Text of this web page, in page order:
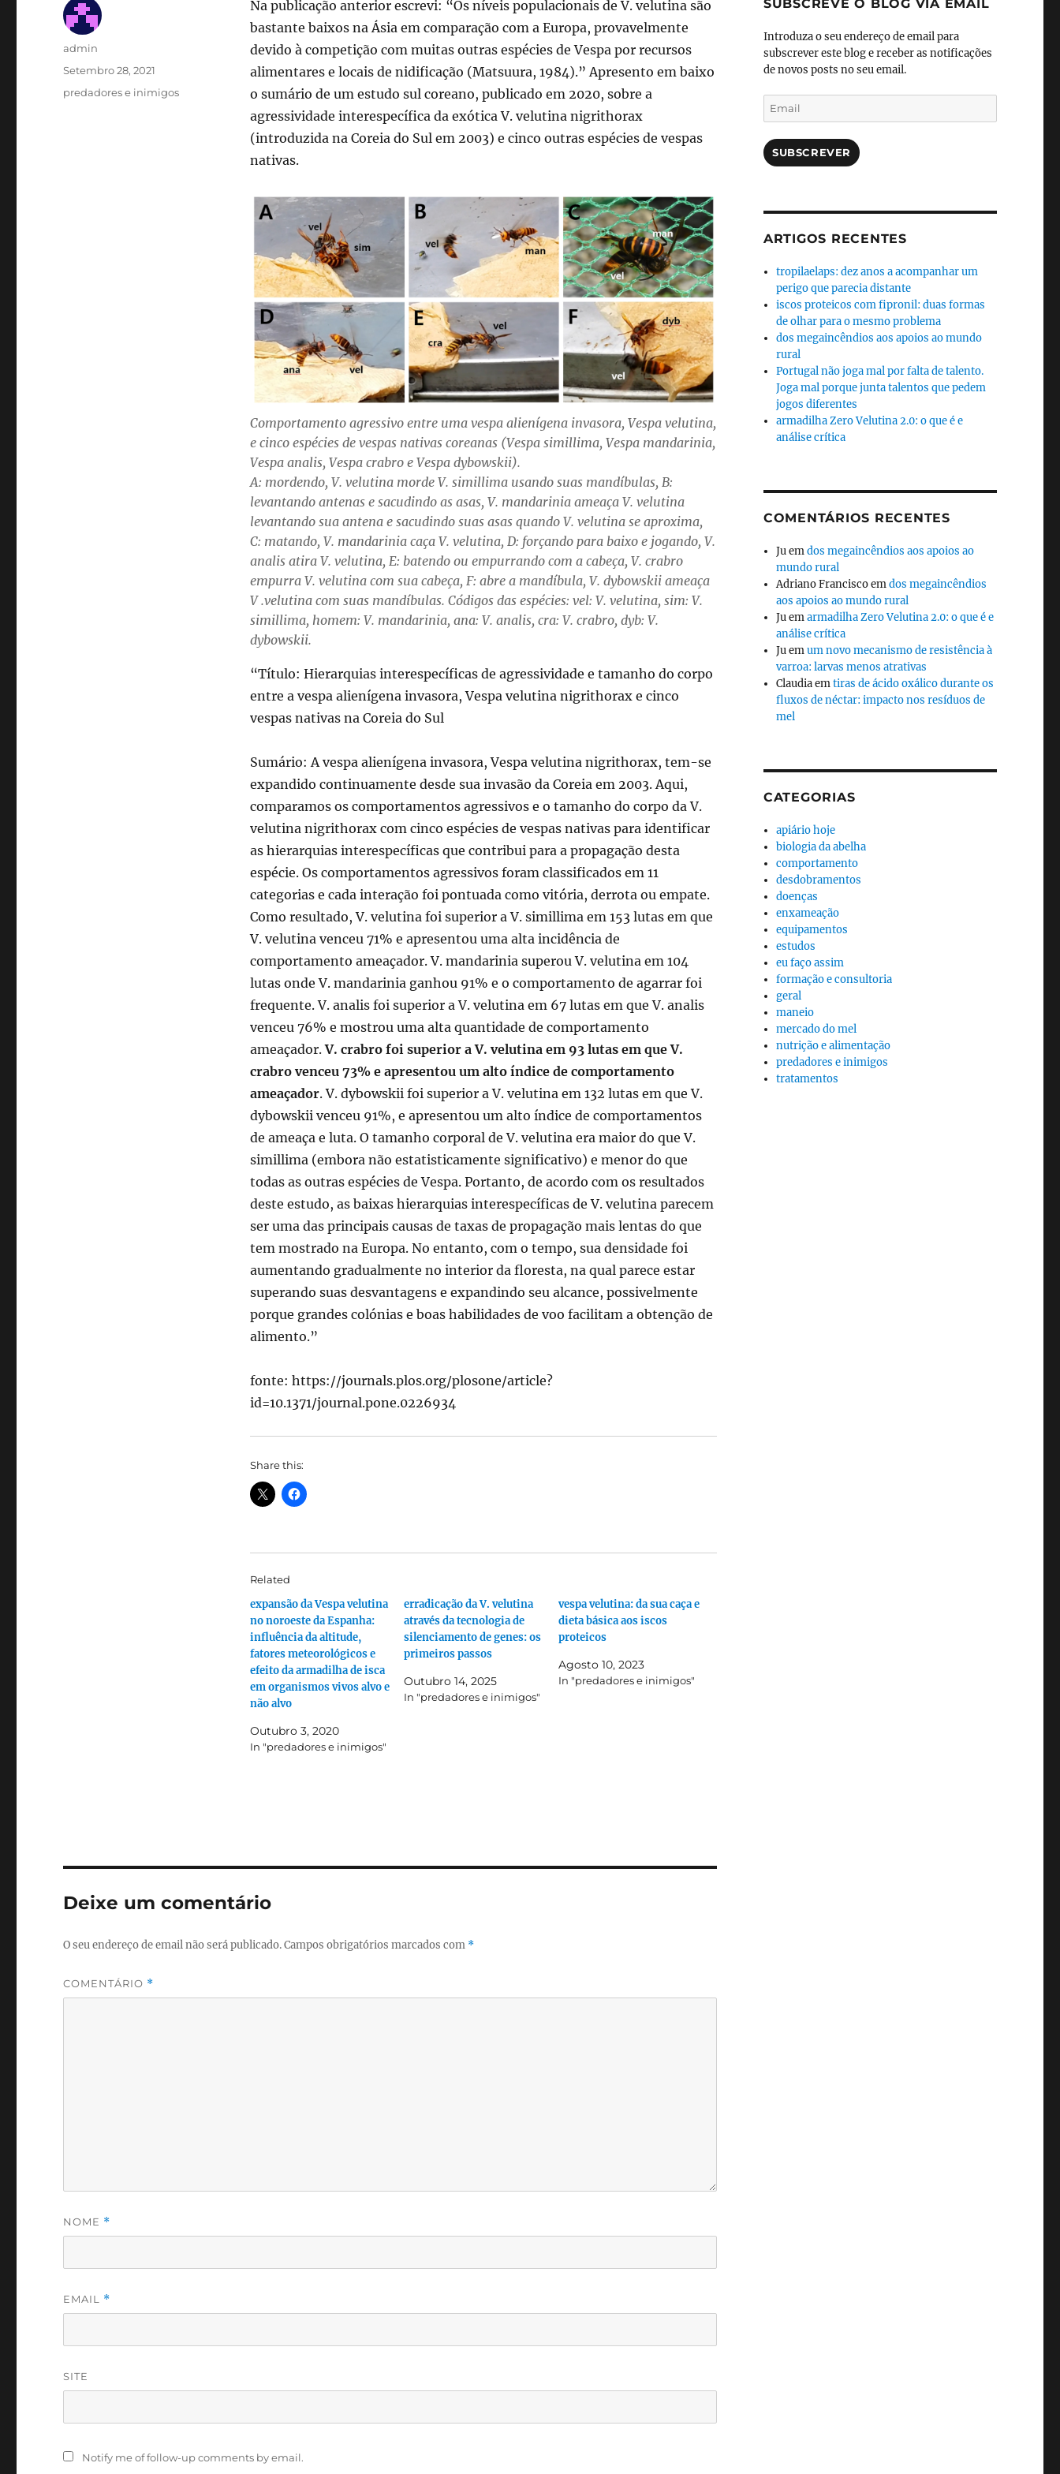
Na publicação anterior escrevi: “Os níveis populacionais de V. velutina são
bastante baixos na Ásia em comparação com a Europa, provavelmente
devido à competição com muitas outras espécies de Vespa por recursos
alimentares e locais de nidificação (Matsuura, 1984).” Apresento em baixo
o sumário de um estudo sul coreano, publicado em 2020, sobre a
agressividade interespecífica da exótica V. velutina nigrithorax
(introduzida na Coreia do Sul em 2003) e cinco outras espécies de vespas
nativas.
Comportamento agressivo entre uma vespa alienígena invasora, Vespa velutina,
e cinco espécies de vespas nativas coreanas (Vespa simillima, Vespa mandarinia,
Vespa analis, Vespa crabro e Vespa dybowskii).
A: mordendo, V. velutina morde V. simillima usando suas mandíbulas, B:
levantando antenas e sacudindo as asas, V. mandarinia ameaça V. velutina
levantando sua antena e sacudindo suas asas quando V. velutina se aproxima,
C: matando, V. mandarinia caça V. velutina, D: forçando para baixo e jogando, V.
analis atira V. velutina, E: batendo ou empurrando com a cabeça, V. crabro
empurra V. velutina com sua cabeça, F: abre a mandíbula, V. dybowskii ameaça
V .velutina com suas mandíbulas. Códigos das espécies: vel: V. velutina, sim: V.
simillima, homem: V. mandarinia, ana: V. analis, cra: V. crabro, dyb: V.
dybowskii.
“Título: Hierarquias interespecíficas de agressividade e tamanho do corpo
entre a vespa alienígena invasora, Vespa velutina nigrithorax e cinco
vespas nativas na Coreia do Sul
Sumário: A vespa alienígena invasora, Vespa velutina nigrithorax, tem-se
expandido continuamente desde sua invasão da Coreia em 2003. Aqui,
comparamos os comportamentos agressivos e o tamanho do corpo da V.
velutina nigrithorax com cinco espécies de vespas nativas para identificar
as hierarquias interespecíficas que contribui para a propagação desta
espécie. Os comportamentos agressivos foram classificados em 11
categorias e cada interação foi pontuada como vitória, derrota ou empate.
Como resultado, V. velutina foi superior a V. simillima em 153 lutas em que
V. velutina venceu 71% e apresentou uma alta incidência de
comportamento ameaçador. V. mandarinia superou V. velutina em 104
lutas onde V. mandarinia ganhou 91% e o comportamento de agarrar foi
frequente. V. analis foi superior a V. velutina em 67 lutas em que V. analis
venceu 76% e mostrou uma alta quantidade de comportamento
ameaçador.V. crabro foi superior a V. velutina em 93 lutas em que V.
crabro venceu 73% e apresentou um alto índice de comportamento
ameaçador. V. dybowskii foi superior a V. velutina em 132 lutas em que V.
dybowskii venceu 91%, e apresentou um alto índice de comportamentos
de ameaça e luta. O tamanho corporal de V. velutina era maior do que V.
simillima (embora não estatisticamente significativo) e menor do que
todas as outras espécies de Vespa. Portanto, de acordo com os resultados
deste estudo, as baixas hierarquias interespecíficas de V. velutina parecem
ser uma das principais causas de taxas de propagação mais lentas do que
tem mostrado na Europa. No entanto, com o tempo, sua densidade foi
aumentando gradualmente no interior da floresta, na qual parece estar
superando suas desvantagens e expandindo seu alcance, possivelmente
porque grandes colónias e boas habilidades de voo facilitam a obtenção de
alimento.”
fonte: https://journals.plos.org/plosone/article?
id=10.1371/journal.pone.0226934
Share this:
Related
expansão da Vespa velutina
no noroeste da Espanha:
influência da altitude,
fatores meteorológicos e
efeito da armadilha de isca
em organismos vivos alvo e
não alvo
Outubro 3, 2020
In "predadores e inimigos"
erradicação da V. velutina
através da tecnologia de
silenciamento de genes: os
primeiros passos
Outubro 14, 2025
In "predadores e inimigos"
vespa velutina: da sua caça e
dieta básica aos iscos
proteicos
Agosto 10, 2023
In "predadores e inimigos"
Autor
admin
Publicado
Setembro 28, 2021
Categorias
predadores e inimigos
Deixe um comentário
O seu endereço de email não será publicado.Campos obrigatórios marcados com *
COMENTÁRIO *
NOME *
EMAIL *
SITE
Notify me of follow-up comments by email.
SUBSCREVE O BLOG VIA EMAIL
Introduza o seu endereço de email para
subscrever este blog e receber as notificações
de novos posts no seu email.
Email
SUBSCREVER
ARTIGOS RECENTES
tropilaelaps: dez anos a acompanhar um
perigo que parecia distante
iscos proteicos com fipronil: duas formas
de olhar para o mesmo problema
dos megaincêndios aos apoios ao mundo
rural
Portugal não joga mal por falta de talento.
Joga mal porque junta talentos que pedem
jogos diferentes
armadilha Zero Velutina 2.0: o que é e
análise crítica
COMENTÁRIOS RECENTES
Juemdos megaincêndios aos apoios ao
mundo rural
Adriano Franciscoemdos megaincêndios
aos apoios ao mundo rural
Juemarmadilha Zero Velutina 2.0: o que é e
análise crítica
Juemum novo mecanismo de resistência à
varroa: larvas menos atrativas
Claudiaemtiras de ácido oxálico durante os
fluxos de néctar: impacto nos resíduos de
mel
CATEGORIAS
apiário hoje
biologia da abelha
comportamento
desdobramentos
doenças
enxameação
equipamentos
estudos
eu faço assim
formação e consultoria
geral
maneio
mercado do mel
nutrição e alimentação
predadores e inimigos
tratamentos